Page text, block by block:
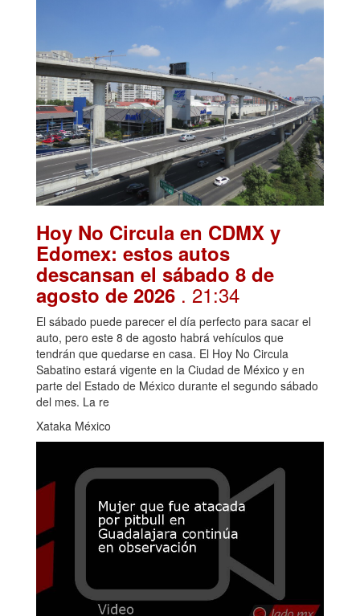
Hoy No Circula en CDMX y
Edomex: estos autos
descansan el sábado 8 de
agosto de 2026 . 21:34
El sábado puede parecer el día perfecto para sacar el
auto, pero este 8 de agosto habrá vehículos que
tendrán que quedarse en casa. El Hoy No Circula
Sabatino estará vigente en la Ciudad de México y en
parte del Estado de México durante el segundo sábado
del mes. La re
Xataka México